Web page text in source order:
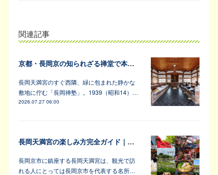
関連記事
京都・長岡京の知られざる禅堂で本格的な坐禅体験
長岡天満宮のすぐ西隣、緑に包まれた静かな
敷地に佇む「長岡禅塾」。1939（昭和14）…
2026.07.27 06:00
長岡天満宮の楽しみ方完全ガイド｜アンバサダーが教えます！
長岡京市に鎮座する長岡天満宮は、観光で訪
れる人にとっては長岡京市を代表する名所…